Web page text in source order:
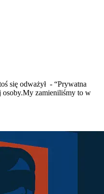
się odważył - “Prywatna
osoby.My zamieniliśmy to w